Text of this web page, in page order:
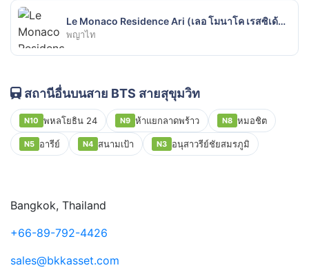
Le Monaco Residence Ari (เลอ โมนาโค เรสซิเด้นท์ อารีย์)
พญาไท
สถานีอื่นบนสาย BTS สายสุขุมวิท
N10 พหลโยธิน 24 N9 ห้าแยกลาดพร้าว N8 หมอชิต
N5 อารีย์ N4 สนามเป้า N3 อนุสาวรีย์ชัยสมรภูมิ
Bangkok, Thailand
+66-89-792-4426
sales@bkkasset.com